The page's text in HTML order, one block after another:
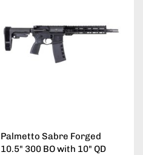
Palmetto Sabre Forged
10.5" 300 BO with 10" QD